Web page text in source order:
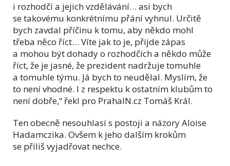
i rozhodčí a jejich vzdělávání… asi bych
se takovému konkrétnímu přání vyhnul. Určitě
bych zavdal příčinu k tomu, aby někdo mohl
třeba něco říct… Víte jak to je, přijde zápas
a mohou být dohady o rozhodčích a někdo může
říct, že je jasné, že prezident nadržuje tomuhle
a tomuhle týmu. Já bych to neudělal. Myslím, že
to není vhodné. I z respektu k ostatním klubům to
není dobře,“ řekl pro PrahaIN.cz Tomáš Král.
Ten obecně nesouhlasí s postoji a názory Aloise
Hadamczika. Ovšem k jeho dalším krokům
se příliš vyjadřovat nechce.